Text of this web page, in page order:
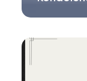
Polityce i